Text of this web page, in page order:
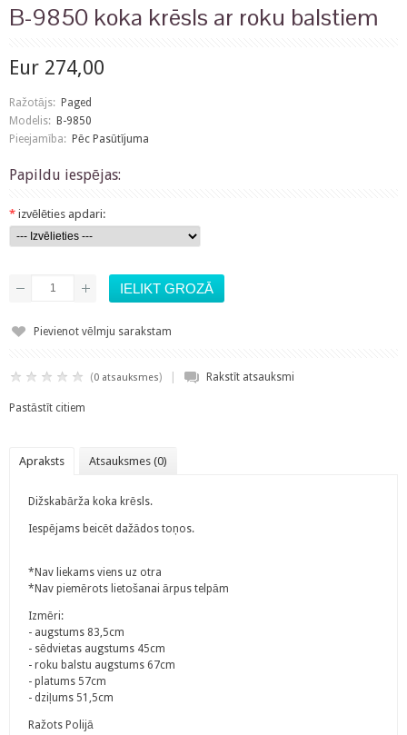
B-9850 koka krēsls ar roku balstiem
Eur 274,00
Ražotājs:
Paged
Modelis: B-9850
Pieejamība: Pēc Pasūtījuma
Papildu iespējas:
* izvēlēties apdari:
Pievienot vēlmju sarakstam
(0 atsauksmes) Rakstīt atsauksmi
Pastāstīt citiem
Apraksts Atsauksmes (0)
Dižskabārža koka krēsls.
Iespējams beicēt dažādos toņos.
*Nav liekams viens uz otra
*Nav piemērots lietošanai ārpus telpām
Izmēri:
- augstums 83,5cm
- sēdvietas augstums 45cm
- roku balstu augstums 67cm
- platums 57cm
- dziļums 51,5cm
Ražots Polijā